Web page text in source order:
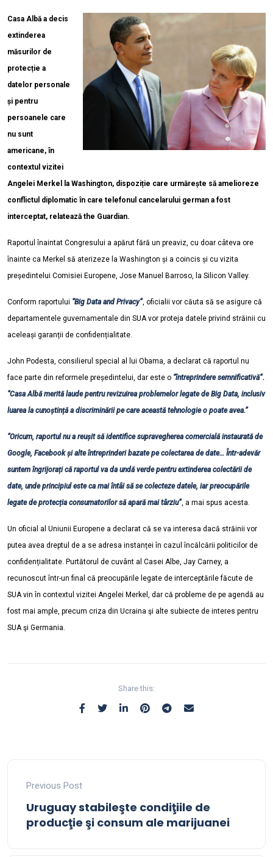
Casa Albă a decis
extinderea
măsurilor de
protecție a
datelor personale
și pentru
persoanele care
nu sunt
americane, în
contextul vizitei
Angelei Merkel la Washington, dispoziție care urmărește să amelioreze
conflictul diplomatic în care telefonul cancelarului german a fost
interceptat, relatează the Guardian.
Raportul înaintat Congresului a apărut fără un preaviz, cu doar câteva ore
înainte ca Merkel să aterizeze la Washington și a coincis și cu vizita
președintelui Comisiei Europene, Jose Manuel Barroso, la Silicon Valley.
Conform raportului “Big Data and Privacy”, oficialii vor căuta să se asigure că
departamentele guvernamentale din SUA vor proteja datele privind străinii cu
aceleași garanții de confidențialitate.
John Podesta, consilierul special al lui Obama, a declarat că raportul nu
face parte din reformele președintelui, dar este o “întreprindere semnificativă”.
“Casa Albă merită laude pentru revizuirea problemelor legate de Big Data, inclusiv
luarea la cunoștință a discriminării pe care această tehnologie o poate avea.”
“Oricum, raportul nu a reușit să identifice supravegherea comercială instaurată de
Google, Facebook și alte întreprinderi bazate pe colectarea de date… Într-adevăr
suntem îngrijorați că raportul va da undă verde pentru extinderea colectării de
date, unde principiul este ca mai întâi să se colecteze datele, iar preocupările
legate de protecția consumatorilor să apară mai târziu”, a mai spus acesta.
Un oficial al Uniunii Europene a declarat că se va interesa dacă străinii vor
putea avea dreptul de a se adresa instanței în cazul încălcării politicilor de
confidențialitate. Purtătorul de cuvânt al Casei Albe, Jay Carney, a
recunoscut într-un final că preocupările legate de interceptările făcute de
SUA vin în contextul vizitei Angelei Merkel, dar că probleme de pe agendă au
fost mai ample, precum criza din Ucraina şi alte subiecte de interes pentru
SUA şi Germania.
Share this:
Previous Post
Uruguay stabileşte condiţiile de
producţie şi consum ale marijuanei